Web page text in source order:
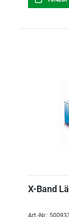
X-Band
Art.-Nr.: